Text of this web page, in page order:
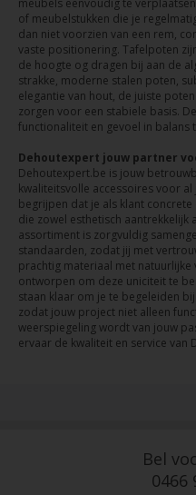
meubels eenvoudig te
of meubelstukken die je
dan niet voorzien van een rem,
vaste positionering. Tafelpoten
de hoogte og dragen bij aan de
strakke, moderne stalen poten,
elegantie van hout, de juiste
zorgen voor een stabiele basis.
functionaliteit en gevoel in balans
Dehoutexpert jouw partner
Dehoutexpert.be is jouw
kwaliteitsvolle accessoires voor
begrijpen dat je als klant
die zowel esthetisch aantrekkelijk
assortiment is zorgvuldig
standaarden, zodat jij met
prachtig materiaal met natuurlijke
ontworpen om deze uniciteit te
staan klaar om je te begeleiden
zodat jouw project niet alleen
weerspiegeling wordt van jouw
ervaar de kwaliteit en service van
Bel
0466